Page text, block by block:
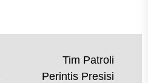
Tim Patroli
Perintis Presisi